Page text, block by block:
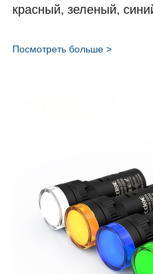
красный, зеленый,
Посмотреть больше >